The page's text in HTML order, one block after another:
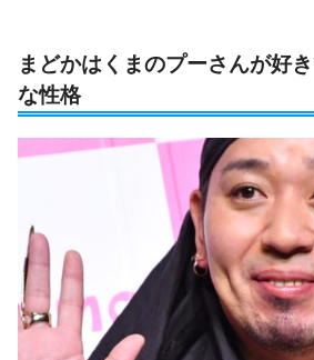
まどかはくまのプーさんが好
な性格